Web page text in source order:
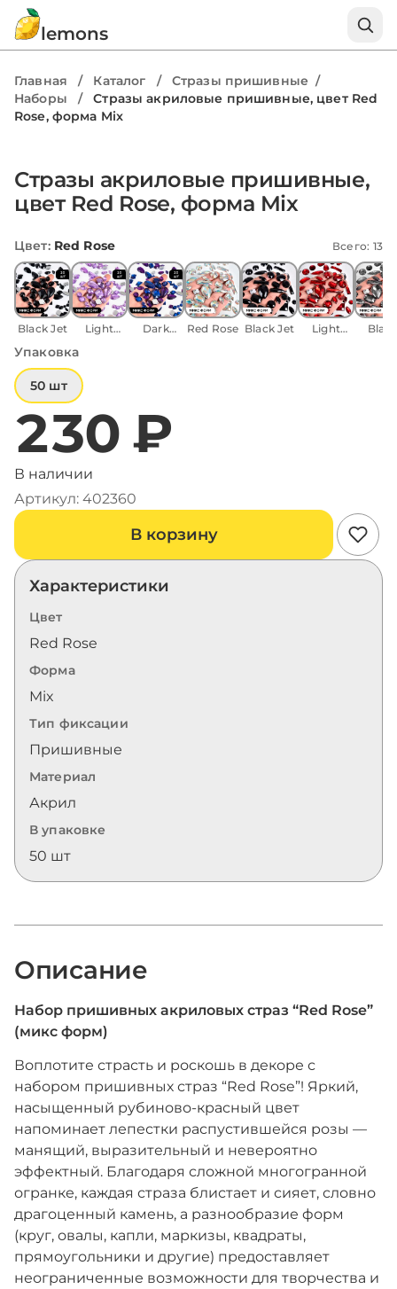
lemons
Главная / Каталог / Стразы пришивные /
Наборы
/
Стразы акриловые пришивные, цвет Red
Rose, форма Mix
1 / 2
Стразы акриловые пришивные,
цвет Red Rose, форма Mix
Цвет: Red Rose Всего: 13
Black Jet
Light
Dark
Red Rose Black Jet
Light
Упаковка
50 шт
230 ₽
В наличии
Артикул: 402360
В корзину
Характеристики
Цвет
Red Rose
Форма
Mix
Тип фиксации
Пришивные
Материал
Акрил
В упаковке
50 шт
Описание
Набор пришивных акриловых страз “Red Rose”
(микс форм)
Воплотите страсть и роскошь в декоре с
набором пришивных страз “Red Rose”! Яркий,
насыщенный рубиново-красный цвет
напоминает лепестки распустившейся розы —
манящий, выразительный и невероятно
эффектный. Благодаря сложной многогранной
огранке, каждая страза блистает и сияет, словно
драгоценный камень, а разнообразие форм
(круг, овалы, капли, маркизы, квадраты,
прямоугольники и другие) предоставляет
неограниченные возможности для творчества и